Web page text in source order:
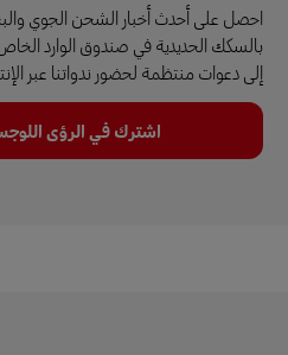
احصل على أحدث أخبار الشحن الجوي
بالسكك الحديدية في صندوق الوارد
إلى دعوات منتظمة لحضور ندواتنا عبر
اشترك في الرؤى